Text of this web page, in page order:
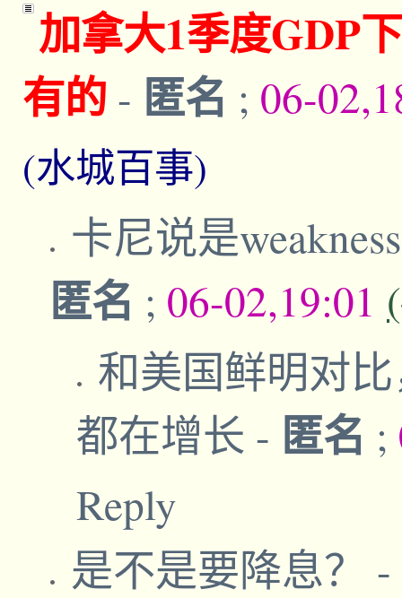
加拿大1季度GDP
有的 - 匿名 ; 06-
(水城百事)
卡尼说是
匿名 ; 06-02,19:01
和美国鲜明对
都在增长 - 匿名 ;
Reply
是不是要降息？ -